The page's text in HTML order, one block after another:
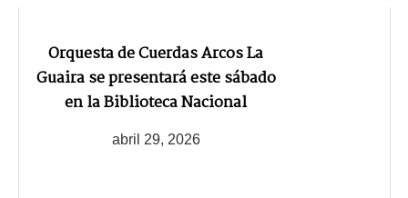
Orquesta de Cuerdas Arcos La
Guaira se presentará este sábado
en la Biblioteca Nacional
abril 29, 2026